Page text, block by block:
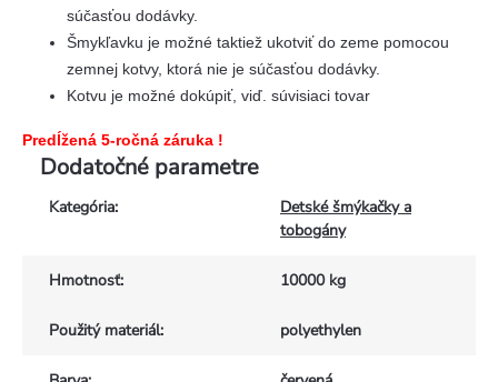
súčasťou dodávky.
Šmykľavku je možné taktiež ukotviť do zeme pomocou
zemnej kotvy, ktorá nie je súčasťou dodávky.
Kotvu je možné dokúpiť, viď. súvisiaci tovar
Predĺžená 5-ročná záruka !
Dodatočné parametre
Kategória:
Detské šmýkačky a
tobogány
Hmotnosť: 10000 kg
Použitý materiál: polyethylen